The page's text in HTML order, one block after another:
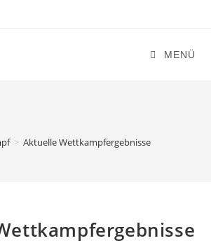
MENÜ
> Aktuelle Wettkampfergebnisse